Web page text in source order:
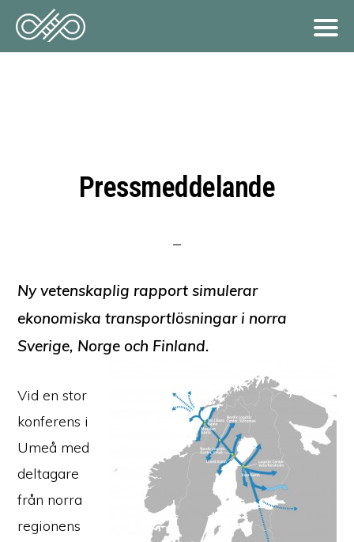
Pressmeddelande
Ny vetenskaplig rapport simulerar
ekonomiska transportlösningar i norra
Sverige, Norge och Finland.
Vid en stor
konferens i
Umeå med
deltagare
från norra
regionens